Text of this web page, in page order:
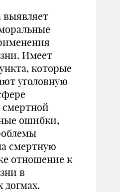
выявляет
Имеет
которые
уголовную
ошибки,
смертную
отношение к
в
догмах.